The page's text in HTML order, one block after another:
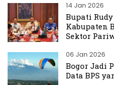
14 Jan 2026
Bupati
Kabupaten
Sektor
06 Jan 2026
Bogor Jadi
Data BPS